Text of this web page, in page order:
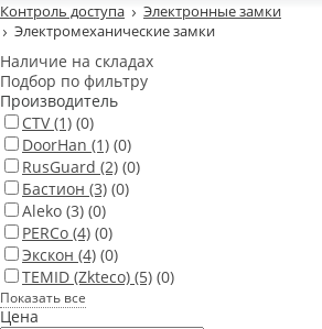
Контроль доступа
Электронные замки
Электромеханические замки
Наличие на складах
Подбор по фильтру
Производитель
CTV (1) (0)
DoorHan (1) (0)
RusGuard (2) (0)
Бастион (3) (0)
Aleko (3) (0)
PERCo (4) (0)
Экскон (4) (0)
TEMID (Zkteco) (5) (0)
Показать все
Цена